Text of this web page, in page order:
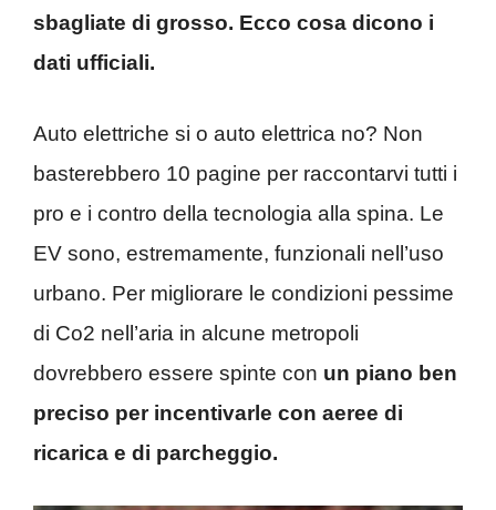
sbagliate di grosso. Ecco cosa dicono i
dati ufficiali.
Auto elettriche si o auto elettrica no? Non
basterebbero 10 pagine per raccontarvi tutti i
pro e i contro della tecnologia alla spina. Le
EV sono, estremamente, funzionali nell’uso
urbano. Per migliorare le condizioni pessime
di Co2 nell’aria in alcune metropoli
dovrebbero essere spinte con un piano ben
preciso per incentivarle con aeree di
ricarica e di parcheggio.